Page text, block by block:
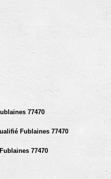
77470
Fublaines 77470
77470